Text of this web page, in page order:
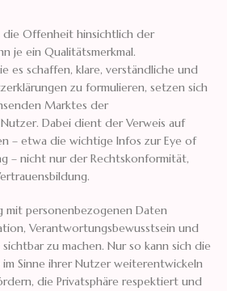
Offenheit hinsichtlich der
je ein Qualitätsmerkmal.
es schaffen, klare, verständliche und
zu formulieren, setzen sich
Marktes der
Dabei dient der Verweis auf
– etwa die wichtige Infos zur Eye of
– nicht nur der Rechtskonformität,
mit personenbezogenen Daten
Verantwortungsbewusstsein und
zu machen. Nur so kann sich die
Sinne ihrer Nutzer weiterentwickeln
die Privatsphäre respektiert und